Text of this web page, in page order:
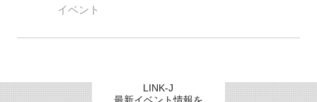
イベント
LINK-J